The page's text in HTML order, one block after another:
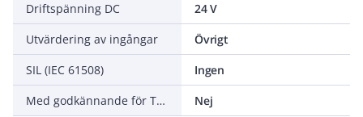
Driftspänning DC
24 V
Utvärdering av ingångar
Övrigt
SIL (IEC 61508)
Ingen
Med godkännande för TÜV
Nej